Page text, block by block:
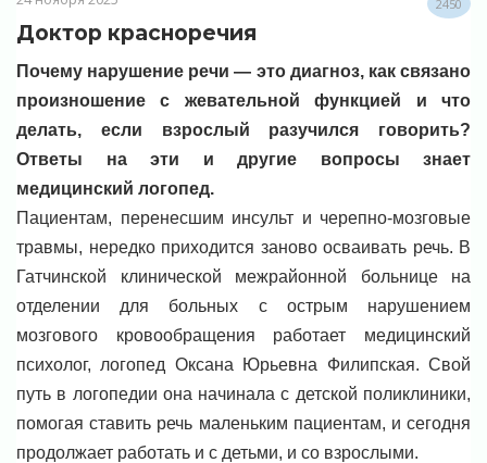
2450
Доктор красноречия
Почему нарушение речи — это диагноз, как связано
произношение с жевательной функцией и что
делать, если взрослый разучился говорить?
Ответы на эти и другие вопросы знает
медицинский логопед.
Пациентам, перенесшим инсульт и черепно-мозговые
травмы, нередко приходится заново осваивать речь. В
Гатчинской клинической межрайонной больнице на
отделении для больных с острым нарушением
мозгового кровообращения работает медицинский
психолог, логопед Оксана Юрьевна Филипская. Свой
путь в логопедии она начинала с детской поликлиники,
помогая ставить речь маленьким пациентам, и сегодня
продолжает работать и с детьми, и со взрослыми.